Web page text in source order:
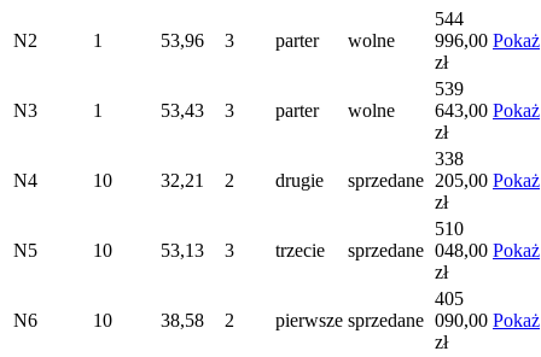
N2 1 53,96 3 parter wolne
544
996,00
zł
Pokaż
N3 1 53,43 3 parter wolne
539
643,00
zł
Pokaż
N4 10 32,21 2 drugie sprzedane
338
205,00
zł
Pokaż
N5 10 53,13 3 trzecie sprzedane
510
048,00
zł
Pokaż
N6 10 38,58 2 pierwsze sprzedane
405
090,00
zł
Pokaż